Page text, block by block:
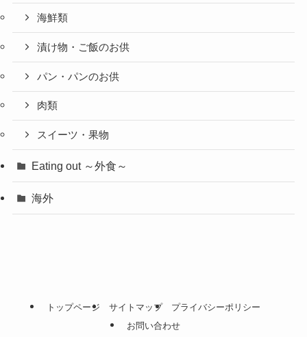
海鮮類
漬け物・ご飯のお供
パン・パンのお供
肉類
スイーツ・果物
Eating out ～外食～
海外
トップページ サイトマップ
プライバシーポリシー
お問い合わせ